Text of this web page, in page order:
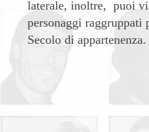
laterale, inoltre, puoi
personaggi raggruppati
Secolo di appartenenza.